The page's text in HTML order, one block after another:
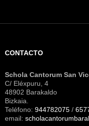
CONTACTO
Schola Cantorum San
C/ Eléxpuru, 4
48902 Barakaldo
Bizkaia.
Teléfono: 944782075 /
email: